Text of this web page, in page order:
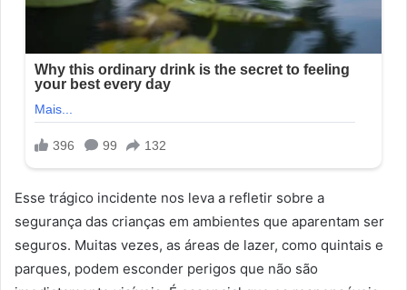
Esse trágico incidente nos leva a refletir sobre a
segurança das crianças em ambientes que aparentam ser
seguros. Muitas vezes, as áreas de lazer, como quintais e
parques, podem esconder perigos que não são